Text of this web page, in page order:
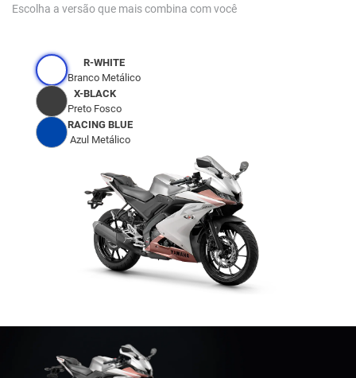
Escolha a versão que mais combina com você
R-WHITE
Branco Metálico
X-BLACK
Preto Fosco
RACING BLUE
Azul Metálico